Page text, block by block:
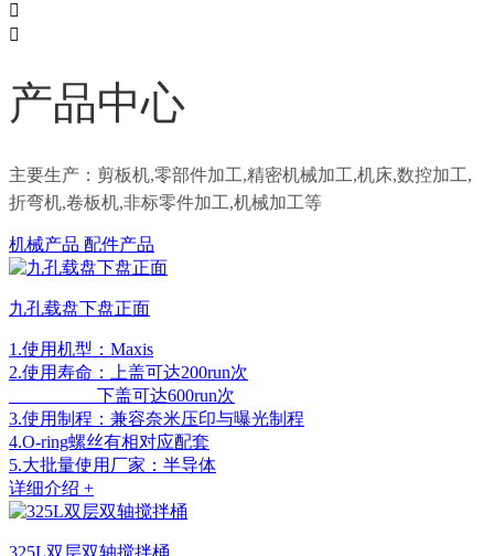


产品中心
主要生产：剪板机,零部件加工,精密机械加工,机床,数控加工,
折弯机,卷板机,非标零件加工,机械加工等
机械产品 配件产品
九孔载盘下盘正面
1.使用机型：Maxis
2.使用寿命：上盖可达200run次
下盖可达600run次
3.使用制程：兼容奈米压印与曝光制程
4.O-ring螺丝有相对应配套
5.大批量使用厂家：半导体
详细介绍 +